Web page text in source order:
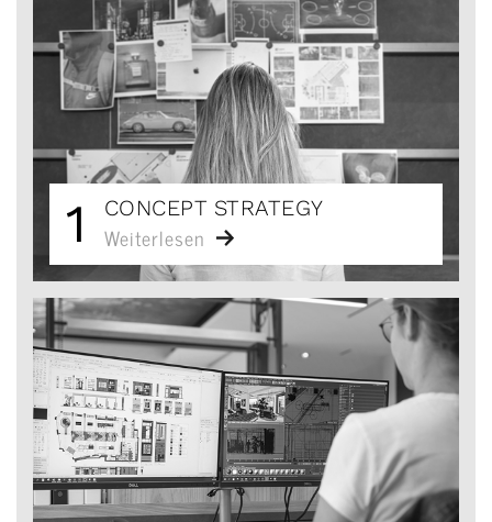
1 CONCEPT STRATEGY
Weiterlesen